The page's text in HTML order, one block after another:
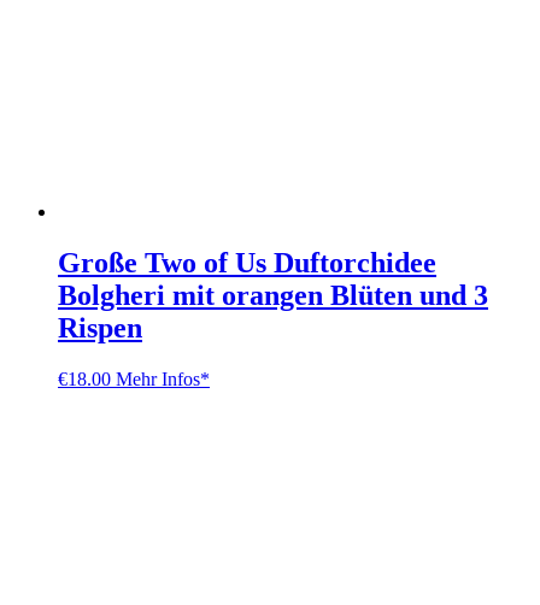
Große Two of Us Duftorchidee
Bolgheri mit orangen Blüten und 3
Rispen
€18.00 Mehr Infos*